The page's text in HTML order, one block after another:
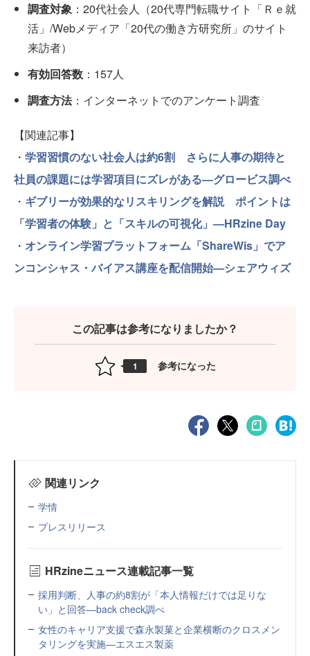
調査対象 ：20代社会人（20代専門転職サイト「Ｒｅ就
活」/Webメディア「20代の働き方研究所」のサイト
来訪者）
有効回答数 ：157人
調査方法：インターネットでのアンケート調査
【関連記事】
・ 学習習慣のない社会人は約6割 さらに人事の期待と
社員の課題には学習項目にズレがある—グロービス調べ
・ ギブリーが効果的なリスキリングを解説 ポイントは
「学習者の体験」と「スキルの可視化」—HRzine Day
・ オンライン学習プラットフォーム「ShareWis」でア
ンコンシャス・バイアス講座を配信開始—シェアウィズ
この記事は参考になりましたか？
1 参考になった
関連リンク
学情
プレスリリース
HRzineニュース連載記事一覧
採用判断、人事の約8割が「本人情報だけでは足りな
い」と回答—back check調べ
女性のキャリア支援で森永製菓と企業横断のクロスメン
タリングを実施—エスエス製薬